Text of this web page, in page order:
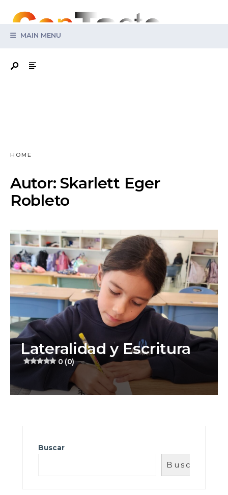
MAIN MENU
HOME
Autor:Skarlett Eger
Robleto
Lateralidad y Escritura
0 (0)
Buscar
Buscar
for: